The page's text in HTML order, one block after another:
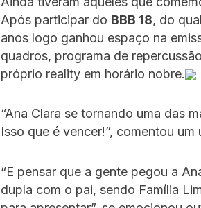
Após participar do BBB 18, do
anos logo ganhou espaço na
quadros, programa de
próprio reality em horário nobre.
“Ana Clara se tornando uma das
Isso que é vencer!”, comentou
“E pensar que a gente pegou a
dupla com o pai, sendo Família